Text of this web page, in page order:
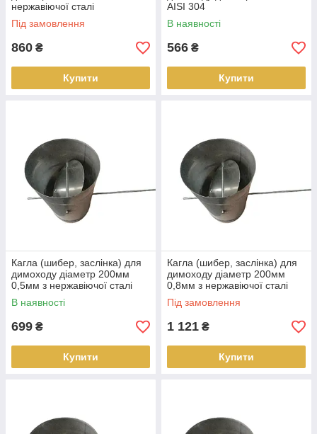
нержавіючої сталі
Під замовлення
860 ₴
Купити
AISI 304
В наявності
566 ₴
Купити
Кагла (шибер, заслінка) для
димоходу діаметр 200мм
0,5мм з нержавіючої сталі
AISI 304
В наявності
699 ₴
Купити
Кагла (шибер, заслінка) для
димоходу діаметр 200мм
0,8мм з нержавіючої сталі
AISI 304
Під замовлення
1 121 ₴
Купити